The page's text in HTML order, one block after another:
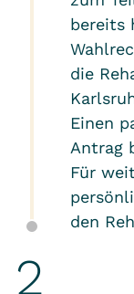
ambulant
Ihre
Sie
tagsüber
Ihrer
Ihre
bereits
die
Einen
Antrag
Für
den